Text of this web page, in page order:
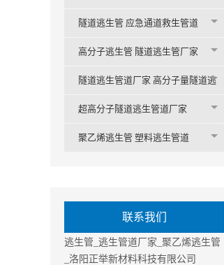
隧道逃生管 应急通道救生管道
高分子逃生管 隧道逃生管厂家
隧道逃生管道厂家 高分子量隧道逃
生管超高分子隧道逃生管道厂家
聚乙烯逃生管 塑料逃生管道
联系我们
逃生管_逃生管道厂家_聚乙烯逃生管
_洛阳正举新材料科技有限公司